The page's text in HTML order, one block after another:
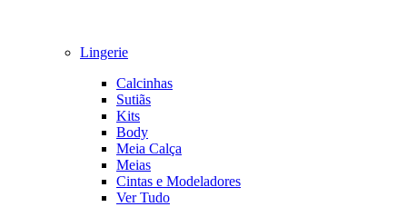
Lingerie
Calcinhas
Sutiãs
Kits
Body
Meia Calça
Meias
Cintas e Modeladores
Ver Tudo